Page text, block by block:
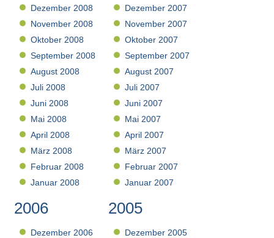
Dezember 2008
November 2008
Oktober 2008
September 2008
August 2008
Juli 2008
Juni 2008
Mai 2008
April 2008
März 2008
Februar 2008
Januar 2008
Dezember 2007
November 2007
Oktober 2007
September 2007
August 2007
Juli 2007
Juni 2007
Mai 2007
April 2007
März 2007
Februar 2007
Januar 2007
2006
Dezember 2006
2005
Dezember 2005